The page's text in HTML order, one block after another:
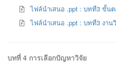
ไฟล์นำเสนอ .ppt : บทที่3 ขั้น
ไฟล์นำเสนอ .ppt : บทที่3 งาน
บทที่ 4 การเลือกปัญหาวิจัย